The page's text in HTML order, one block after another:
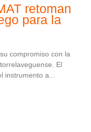
retoman
para la
compromiso con la
El
instrumento a